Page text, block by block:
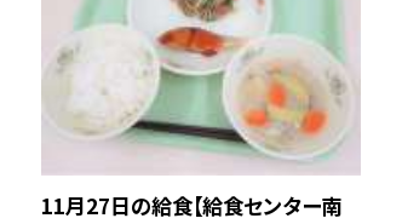
11月27日の給食【給食センター南